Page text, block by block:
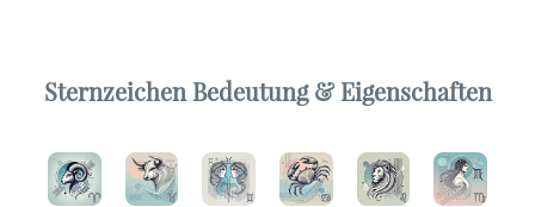
Sternzeichen Bedeutung & Eigenschaften